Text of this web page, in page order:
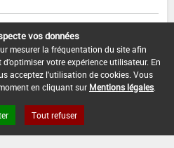
retenue ci-dessus.
vos données
mesurer la fréquentation du site afin
votre expérience utilisateur. En
acceptez l'utilisation de cookies. Vous
en cliquant sur Mentions légales
Tout refuser